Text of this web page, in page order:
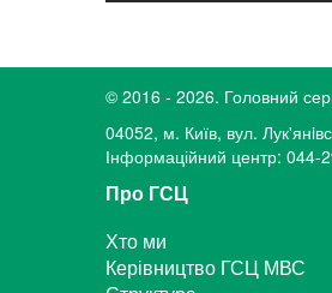
© 2016 - 2026. Головний
04052, м. Київ, вул.
Інформаційний центр: 044-
Про ГСЦ
Хто ми
Керівництво ГСЦ МВС